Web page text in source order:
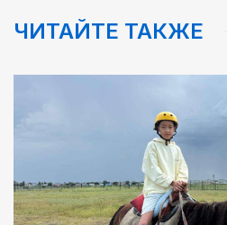
Каникулы в седле
Золото, рожденное трудом
ЧИТАЙТЕ ТАКЖЕ